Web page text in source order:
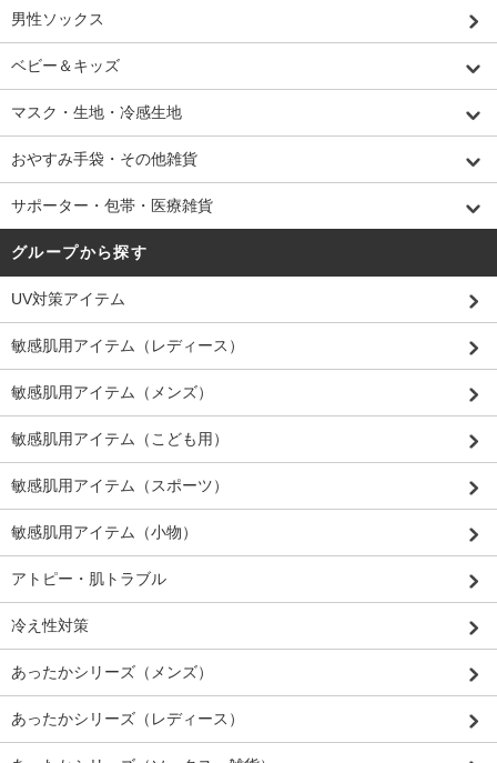
男性ソックス
ベビー＆キッズ
マスク・生地・冷感生地
おやすみ手袋・その他雑貨
サポーター・包帯・医療雑貨
グループから探す
UV対策アイテム
敏感肌用アイテム（レディース）
敏感肌用アイテム（メンズ）
敏感肌用アイテム（こども用）
敏感肌用アイテム（スポーツ）
敏感肌用アイテム（小物）
アトピー・肌トラブル
冷え性対策
あったかシリーズ（メンズ）
あったかシリーズ（レディース）